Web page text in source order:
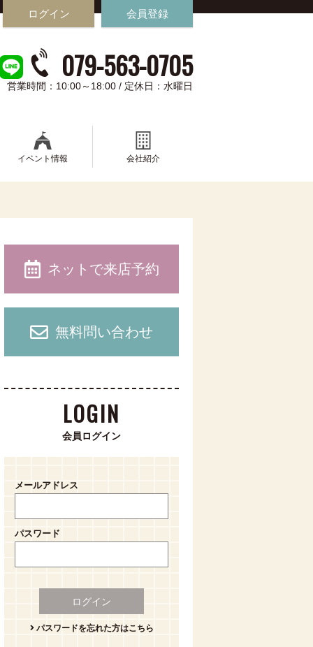
ログイン 会員登録
079-563-0705
営業時間：10:00～18:00 / 定休日：水曜日
イベント情報 会社紹介
ネットで来店予約
無料問い合わせ
LOGIN
会員ログイン
メールアドレス
パスワード
ログイン
パスワードを忘れた方はこちら